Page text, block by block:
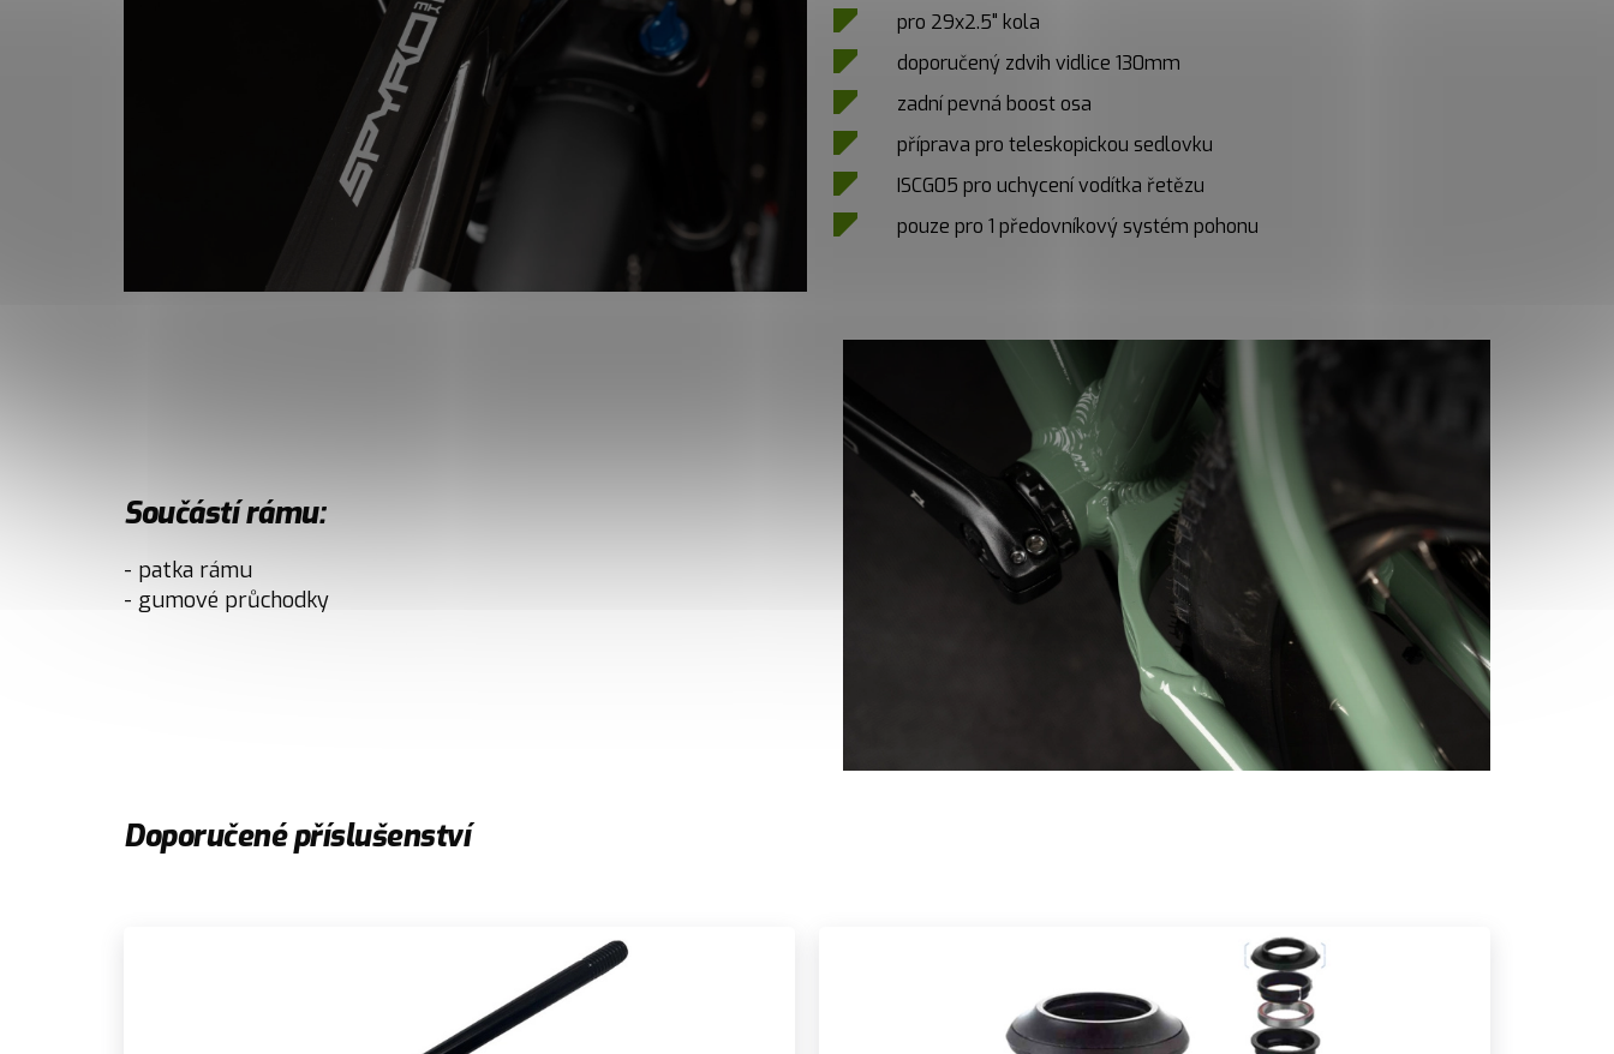
pro 29x2.5" kola
doporučený zdvih vidlice 130mm
zadní pevná boost osa
příprava pro teleskopickou sedlovku
ISCG05 pro uchycení vodítka řetězu
pouze pro 1 předovníkový systém pohonu
Součástí rámu:
- patka rámu
- gumové průchodky
Doporučené příslušenství